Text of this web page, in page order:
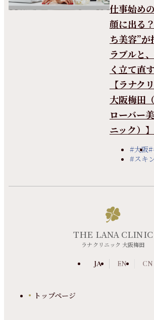
仕事始め
顔に出る
ち美容”が
ラブルと
く立て直
【ラナク
大阪梅田
ローバー
ニック）】
#大阪
#スキ
THE LANA CLINIC
ラナクリニック 大阪梅田
JA EN CN
トップページ